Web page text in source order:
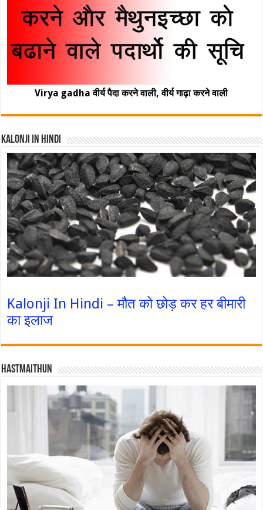
Virya gadha वीर्य पैदा करने वाली, वीर्य गाढ़ा करने वाली
Kalonji In Hindi
Kalonji In Hindi – मौत को छोड़ कर हर बीमारी
का इलाज
Hastmaithun